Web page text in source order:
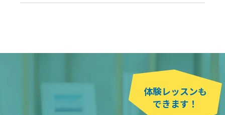
体験レッスンも
できます！